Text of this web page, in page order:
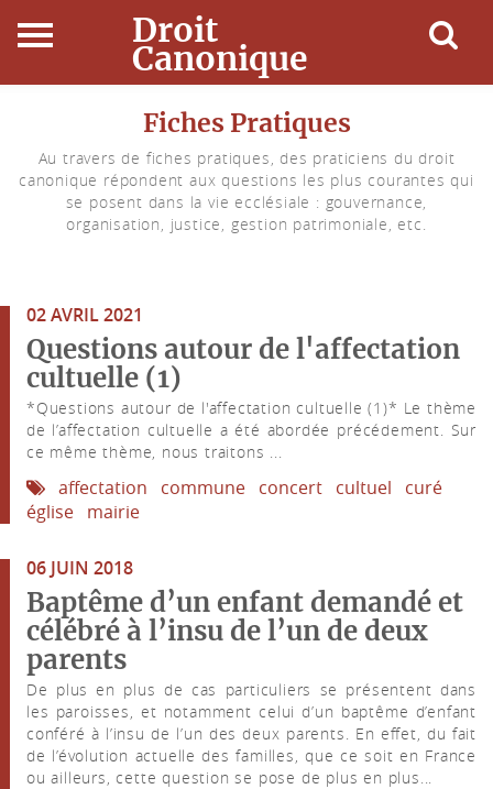
Droit
Canonique
Droit Canonique
Ressources
Connexion
Fiches Pratiques
Au travers de fiches pratiques, des praticiens du droit
canonique répondent aux questions les plus courantes qui
se posent dans la vie ecclésiale : gouvernance,
organisation, justice, gestion patrimoniale, etc.
02 AVRIL 2021
Questions autour de l'affectation
cultuelle (1)
*Questions autour de l'affectation cultuelle (1)* Le thème
de l’affectation cultuelle a été abordée précédement. Sur
ce même thème, nous traitons ...
affectation commune concert cultuel
curé
église mairie
06 JUIN 2018
Baptême d’un enfant demandé et
célébré à l’insu de l’un de deux
parents
De plus en plus de cas particuliers se présentent dans
les paroisses, et notamment celui d’un baptême d’enfant
conféré à l’insu de l’un des deux parents. En effet, du fait
de l’évolution actuelle des familles, que ce soit en France
ou ailleurs, cette question se pose de plus en plus...